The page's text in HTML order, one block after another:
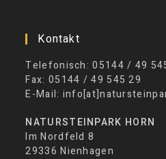
Kontakt
Telefonisch: 05144 / 49
Fax: 05144 / 49 545 29
E-Mail:
NATURSTEINPARK HORN
Im Nordfeld 8
29336 Nienhagen